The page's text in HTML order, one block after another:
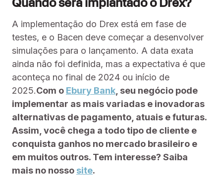
Quando será implantado o Drex?
A implementação do Drex está em fase de
testes, e o Bacen deve começar a desenvolver
simulações para o lançamento. A data exata
ainda não foi definida, mas a expectativa é que
aconteça no final de 2024 ou início de
2025.Com o Ebury Bank, seu negócio pode
implementar as mais variadas e inovadoras
alternativas de pagamento, atuais e futuras.
Assim, você chega a todo tipo de cliente e
conquista ganhos no mercado brasileiro e
em muitos outros. Tem interesse? Saiba
mais no nosso site.